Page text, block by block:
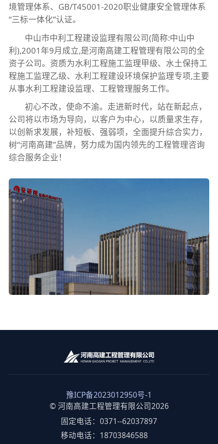
境管理体系、GB/T45001-2020职业健康安全管理体系
“三标一体化”认证。
中山市中利工程建设监理有限公司(简称:中山中
利),2001年9月成立,是河南高建工程管理有限公司的全
资子公司。资质为水利工程施工监理甲级、水土保持工
程施工监理乙级、水利工程建设环境保护监理专项,主要
从事水利工程建设监理、工程管理服务工作。
初心不改，使命不渝。走进新时代，站在新起点，
公司将以市场为导向，以客户为中心，以质量求生存，
以创新求发展，补短板、强弱项，全面提升综合实力，
树“河南高建”品牌，努力成为国内领先的工程管理咨询
综合服务企业！
豫ICP备2023012950号-1
© 河南高建工程管理有限公司2026
固定电话：0371--62037897
移动电话：18703846588